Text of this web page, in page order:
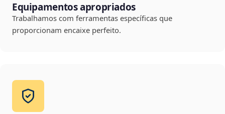
Equipamentos apropriados
Trabalhamos com ferramentas específicas que
proporcionam encaixe perfeito.